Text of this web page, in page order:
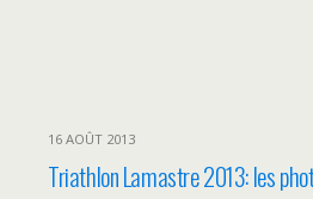
16 AOÛT 2013
Triathlon Lamastre 2013: les